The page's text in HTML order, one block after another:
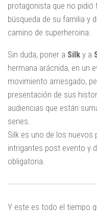
protagonista que no pidió
búsqueda de su familia y
camino de superheroina.
Sin duda, poner a Silk y a
hermana arácnida, en un
movimiento arriesgado,
presentación de sus
audiencias que están
series.
Silk es uno de los
intrigantes post evento y
obligatoria.
Y este es todo el tiempo